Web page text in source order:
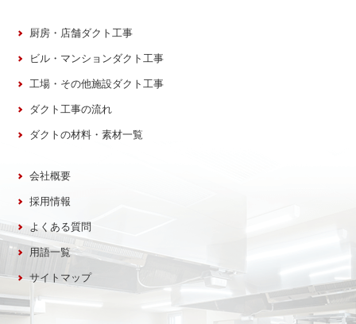
厨房・店舗ダクト工事
ビル・マンションダクト工事
工場・その他施設ダクト工事
ダクト工事の流れ
ダクトの材料・素材一覧
会社概要
採用情報
よくある質問
用語一覧
サイトマップ